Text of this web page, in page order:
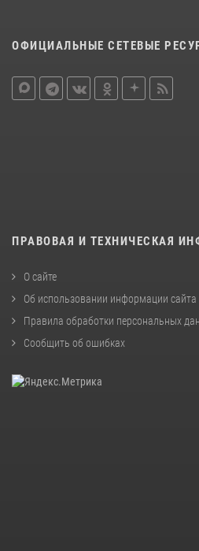
ОФИЦИАЛЬНЫЕ СЕТЕВЫЕ
ПРАВОВАЯ И ТЕХНИЧЕСКАЯ
О сайте
Об использовании информации сайта
Правила обработки персональных
Сообщить об ошибках